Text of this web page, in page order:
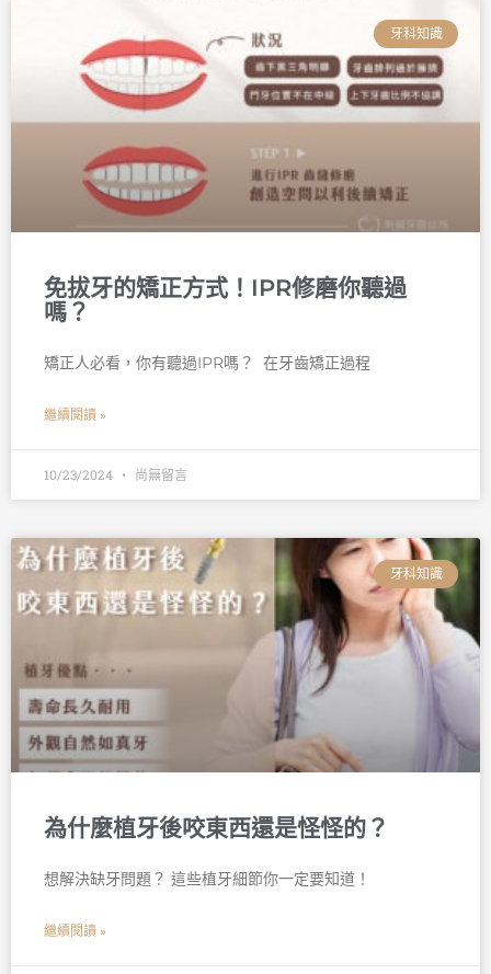
牙科知識
免拔牙的矯正方式！IPR修磨你聽過
嗎？
矯正人必看，你有聽過IPR嗎？ 󠀠 在牙齒矯正過程
繼續閱讀 »
10/23/2024 尚無留言
牙科知識
為什麼植牙後咬東西還是怪怪的？
想解決缺牙問題？ 這些植牙細節你一定要知道！ 󠀠
繼續閱讀 »